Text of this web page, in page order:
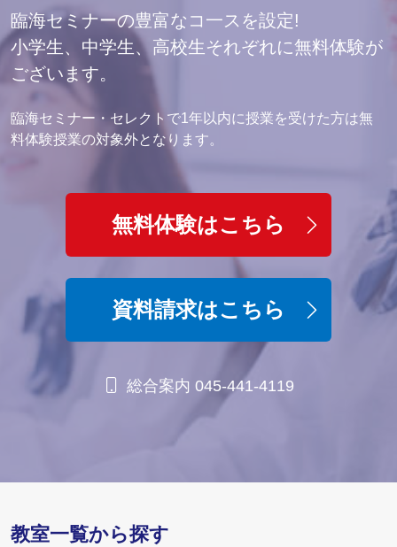
臨海セミナーの豊富なコ一スを設定!
小学生、中学生、高校生それぞれに無料体験が
ございます。
臨海セミナー・セレクトで1年以内に授業を受けた方は無
料体験授業の対象外となります。
無料体験はこちら
資料請求はこちら
総合案内 045-441-4119
教室一覧から探す